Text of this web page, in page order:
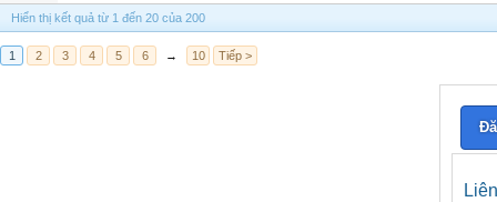
Hiển thị kết quả từ 1 đến 20 của 200
1 2 3 4 5 6 → 10 Tiếp >